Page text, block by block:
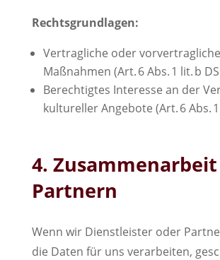
Rechtsgrundlagen:
Vertragliche oder vorvertragliche
Maßnahmen (Art. 6 Abs. 1 lit. b
Berechtigtes Interesse an der
kultureller Angebote (Art. 6 Abs. 1
4.
Partnern
Wenn wir Dienstleister oder
die Daten für uns verarbeiten,